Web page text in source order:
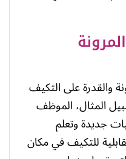
والقدرة على التكيف
المثال، الموظف
جديدة وتعلم
للتكيف في مكان